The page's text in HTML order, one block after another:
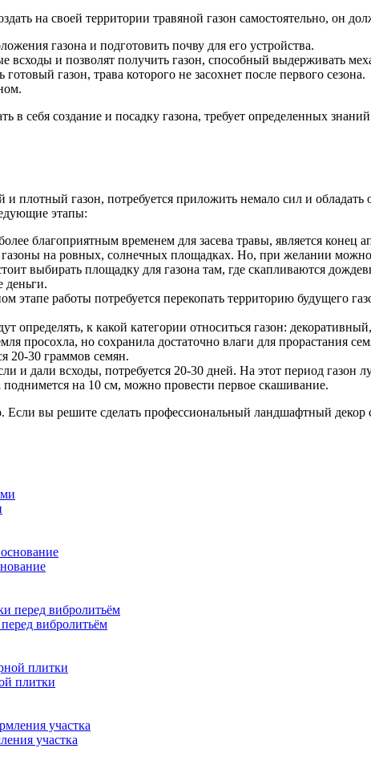
на своей территории травяной газон самостоятельно, он
газона и подготовить почву для его устройства.
всходы и позволят получить газон, способный выдерживать
газон, трава которого не засохнет после первого сезона.
в себя создание и посадку газона, требует определенных
плотный газон, потребуется приложить немало сил и
этапы:
благоприятным временем для засева травы, является конец
на ровных, солнечных площадках. Но, при желании
выбирать площадку для газона там, где скапливаются
деньги.
этапе работы потребуется перекопать территорию будущего
определять, к какой категории относиться газон:
просохла, но сохранила достаточно влаги для прорастания
20-30 граммов семян.
и дали всходы, потребуется 20-30 дней. На этот период
поднимется на 10 см, можно провести первое скашивание.
Если вы решите сделать профессиональный ландшафтный декор
вибролитьём
плитки
участка